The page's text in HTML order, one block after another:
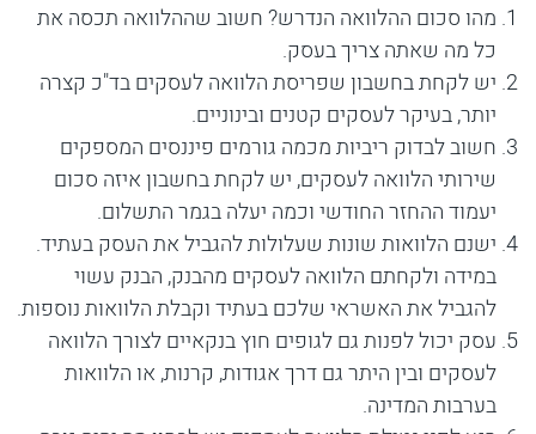
מהו סכום ההלוואה הנדרש? חשוב שההלוואה תכסה את
כל מה שאתה צריך בעסק.
יש לקחת בחשבון שפריסת הלוואה לעסקים בד"כ קצרה
יותר, בעיקר לעסקים קטנים ובינוניים.
חשוב לבדוק ריביות מכמה גורמים פיננסים המספקים
שירותי הלוואה לעסקים, יש לקחת בחשבון איזה סכום
יעמוד ההחזר החודשי וכמה יעלה בגמר התשלום.
ישנם הלוואות שונות שעלולות להגביל את העסק בעתיד.
במידה ולקחתם הלוואה לעסקים מהבנק, הבנק עשוי
להגביל את האשראי שלכם בעתיד וקבלת הלוואות נוספות.
עסק יכול לפנות גם לגופים חוץ בנקאיים לצורך הלוואה
לעסקים ובין היתר גם דרך אגודות, קרנות, או הלוואות
בערבות המדינה.